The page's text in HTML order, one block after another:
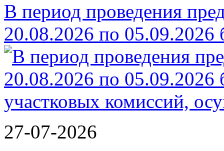
В период проведения
20.08.2026 по 05.09.2026
27-07-2026